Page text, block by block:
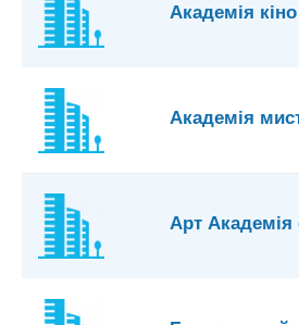
Академія
Академія
Арт Академія